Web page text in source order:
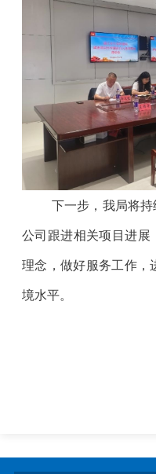
下一步，我局将
公司跟进相关项目进展
理念，做好服务工作，
境水平。